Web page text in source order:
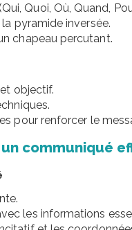
Quoi, Où, Quand,
pyramide inversée.
chapeau percutant.
objectif.
pour renforcer le
communiqué
les informations